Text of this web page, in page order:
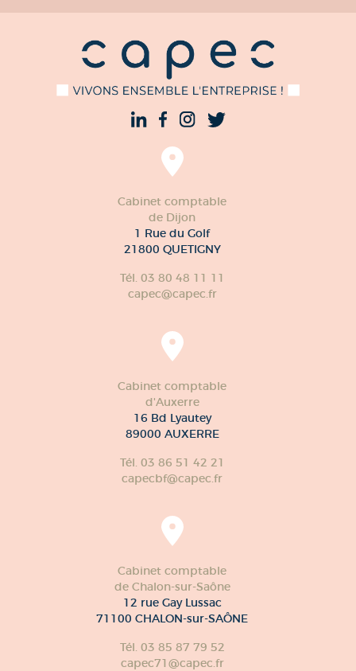
Cabinet comptable
de Dijon
1 Rue du Golf
21800 QUETIGNY
Tél. 03 80 48 11 11
capec@capec.fr
Cabinet comptable
d'Auxerre
16 Bd Lyautey
89000 AUXERRE
Tél. 03 86 51 42 21
capecbf@capec.fr
Cabinet comptable
de Chalon-sur-Saône
12 rue Gay Lussac
71100 CHALON-sur-SAÔNE
Tél. 03 85 87 79 52
capec71@capec.fr